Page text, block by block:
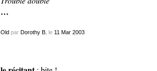
…
Oldpar Dorothy B. le 11 Mar 2003